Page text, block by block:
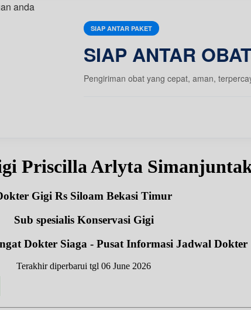
SIAP ANTAR PAKET
SIAP ANTAR
Pengiriman obat yang cepat, aman,
Priscilla Arlyta
Gigi Rs Siloam Bekasi Timur
Sub spesialis Konservasi Gigi
Dokter Siaga - Pusat Informasi Jadwal Dokter
Terakhir diperbarui tgl 06 June 2026